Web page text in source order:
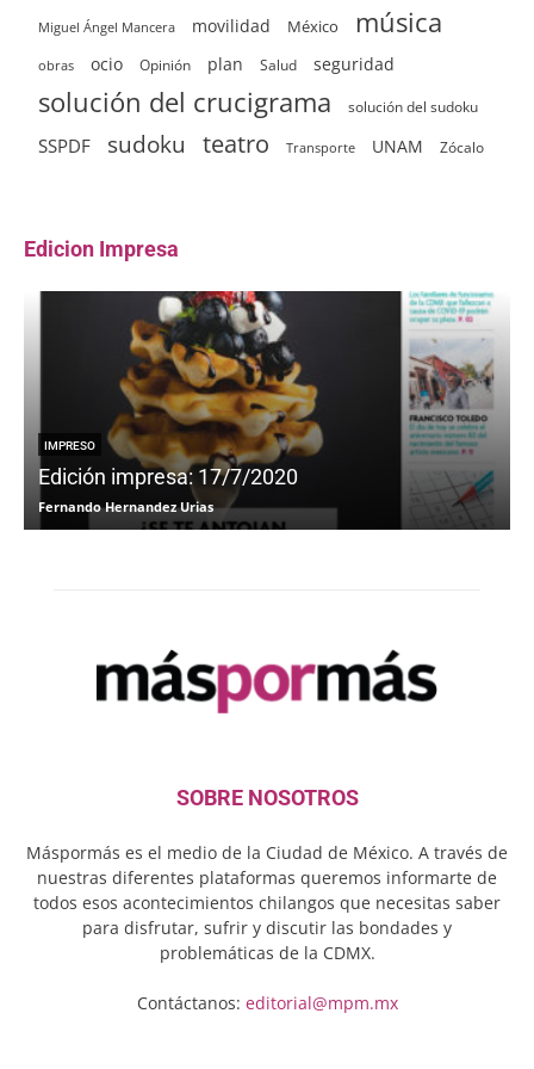
Miguel Ángel Mancera movilidad México música
obras ocio Opinión plan Salud seguridad
solución del crucigrama solución del sudoku
SSPDF sudoku teatro Transporte UNAM Zócalo
Edicion Impresa
IMPRESO
Edición impresa: 17/7/2020
Fernando Hernandez Urias
SOBRE NOSOTROS
Máspormás es el medio de la Ciudad de México. A través de
nuestras diferentes plataformas queremos informarte de
todos esos acontecimientos chilangos que necesitas saber
para disfrutar, sufrir y discutir las bondades y
problemáticas de la CDMX.
Contáctanos: editorial@mpm.mx